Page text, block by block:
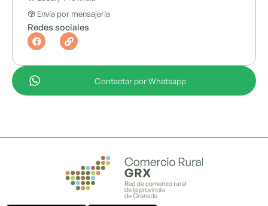
Envía por mensajería
Redes sociales
F
a
c
e
o
o
k
L
i
n
k
Contactar por Whatsapp